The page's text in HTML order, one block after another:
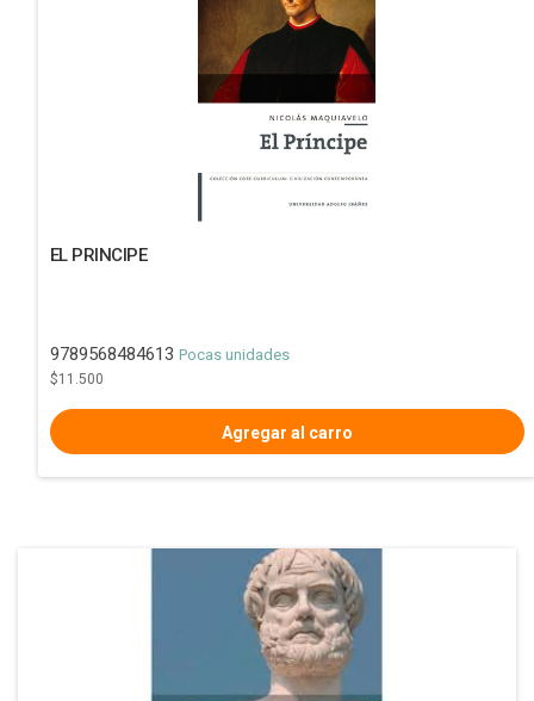
EL PRINCIPE
9789568484613 Pocas unidades
$11.500